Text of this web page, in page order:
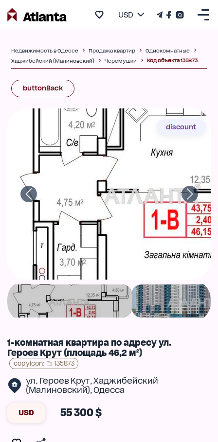
USD
Недвижимость в Одессе Продажа квартир
Однокомнатные
Хаджибейский (Малиновский)
Черемушки Код объекта 135873
buttonBack
discount
1-комнатная квартира по адресу ул.
Героев Крут (площадь 46,2 м²)
copyIcon: 135873
ул. Героев Крут,Хаджибейский
(Малиновский),Одесса
USD 55 300 $